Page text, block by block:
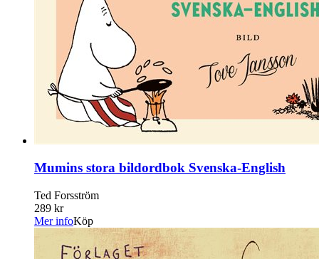
Mumins stora bildordbok Svenska-English
Ted Forsström
289 kr
Mer infoKöp